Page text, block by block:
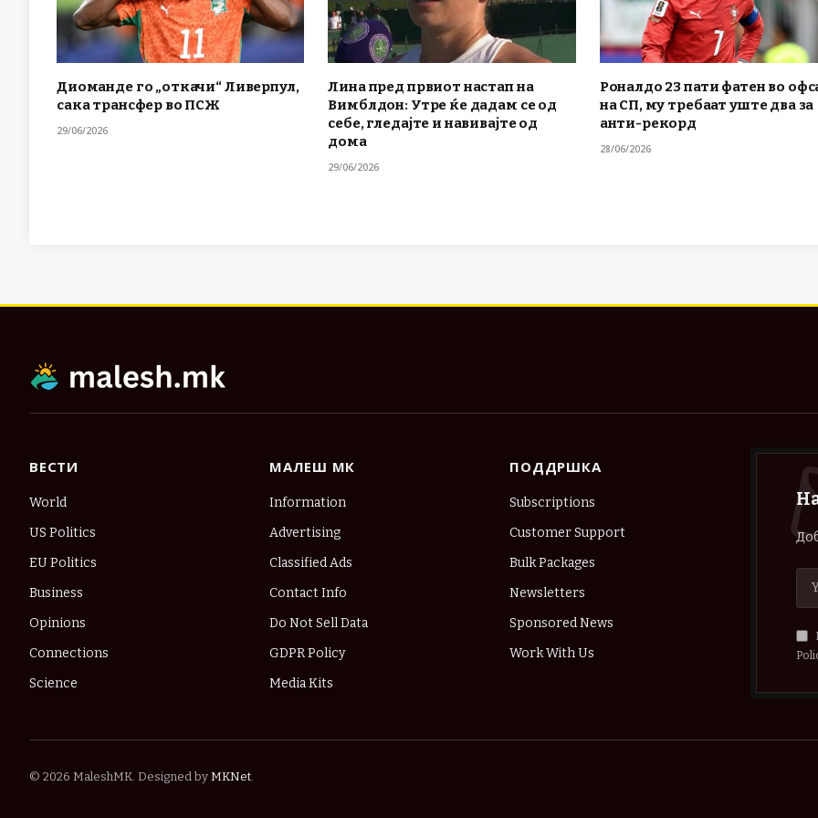
Диоманде го „откачи“ Ливерпул,
сака трансфер во ПСЖ
29/06/2026
Лина пред првиот настап на
Вимблдон: Утре ќе дадам се од
себе, гледајте и навивајте од
дома
29/06/2026
Роналдо 23 пати фатен во
на СП, му требаат уште два за
анти-рекорд
28/06/2026
ВЕСТИ
World
US Politics
EU Politics
Business
Opinions
Connections
Science
МАЛЕШ МК
Information
Advertising
Classified Ads
Contact Info
Do Not Sell Data
GDPR Policy
Media Kits
ПОДДРШКА
Subscriptions
Customer Support
Bulk Packages
Newsletters
Sponsored News
Work With Us
© 2026 MaleshMK. Designed by MKNet